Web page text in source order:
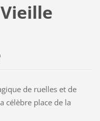
de ruelles et de
célèbre place de la